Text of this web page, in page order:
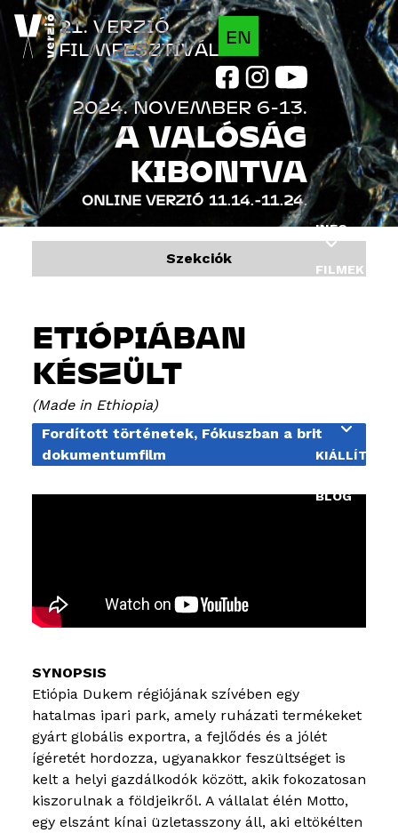
Jump to navigation
INFO
FILMEK
BLOG
ONLINE VERZIÓ 11.14.-11.24.
A VALÓSÁG
KIBONTVA
EN
21. VERZIÓ
FILMFESZTIVÁL
2024. NOVEMBER 6-13.
Szekciók
ETIÓPIÁBAN
KÉSZÜLT
Made in Ethiopia
Fordított történetek, Fókuszban a brit
dokumentumfilm
Etiópia Dukem régiójának szívében egy
hatalmas ipari park, amely ruházati termékeket
gyárt globális exportra, a fejlődés és a jólét
ígéretét hordozza, ugyanakkor feszültséget is
kelt a helyi gazdálkodók között, akik fokozatosan
kiszorulnak a földjeikről. A vállalat élén Motto,
egy elszánt kínai üzletasszony áll, aki eltökélten